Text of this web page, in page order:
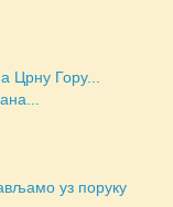
Црну Гору...
уз поруку